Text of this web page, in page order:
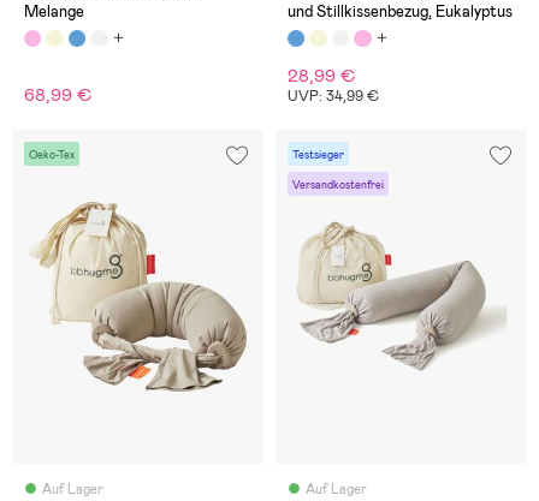
Melange
68,99 €
und Stillkissenbezug, Eukalyptus
28,99 €
UVP: 34,99 €
Oeko-Tex
Auf Lager
Testsieger
Versandkostenfrei
Auf Lager